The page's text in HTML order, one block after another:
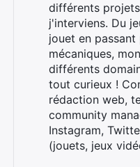
différents
j'interviens. Du
jouet en
mécaniques,
différents
tout curieux !
rédaction web,
community
Instagram,
(jouets, jeux